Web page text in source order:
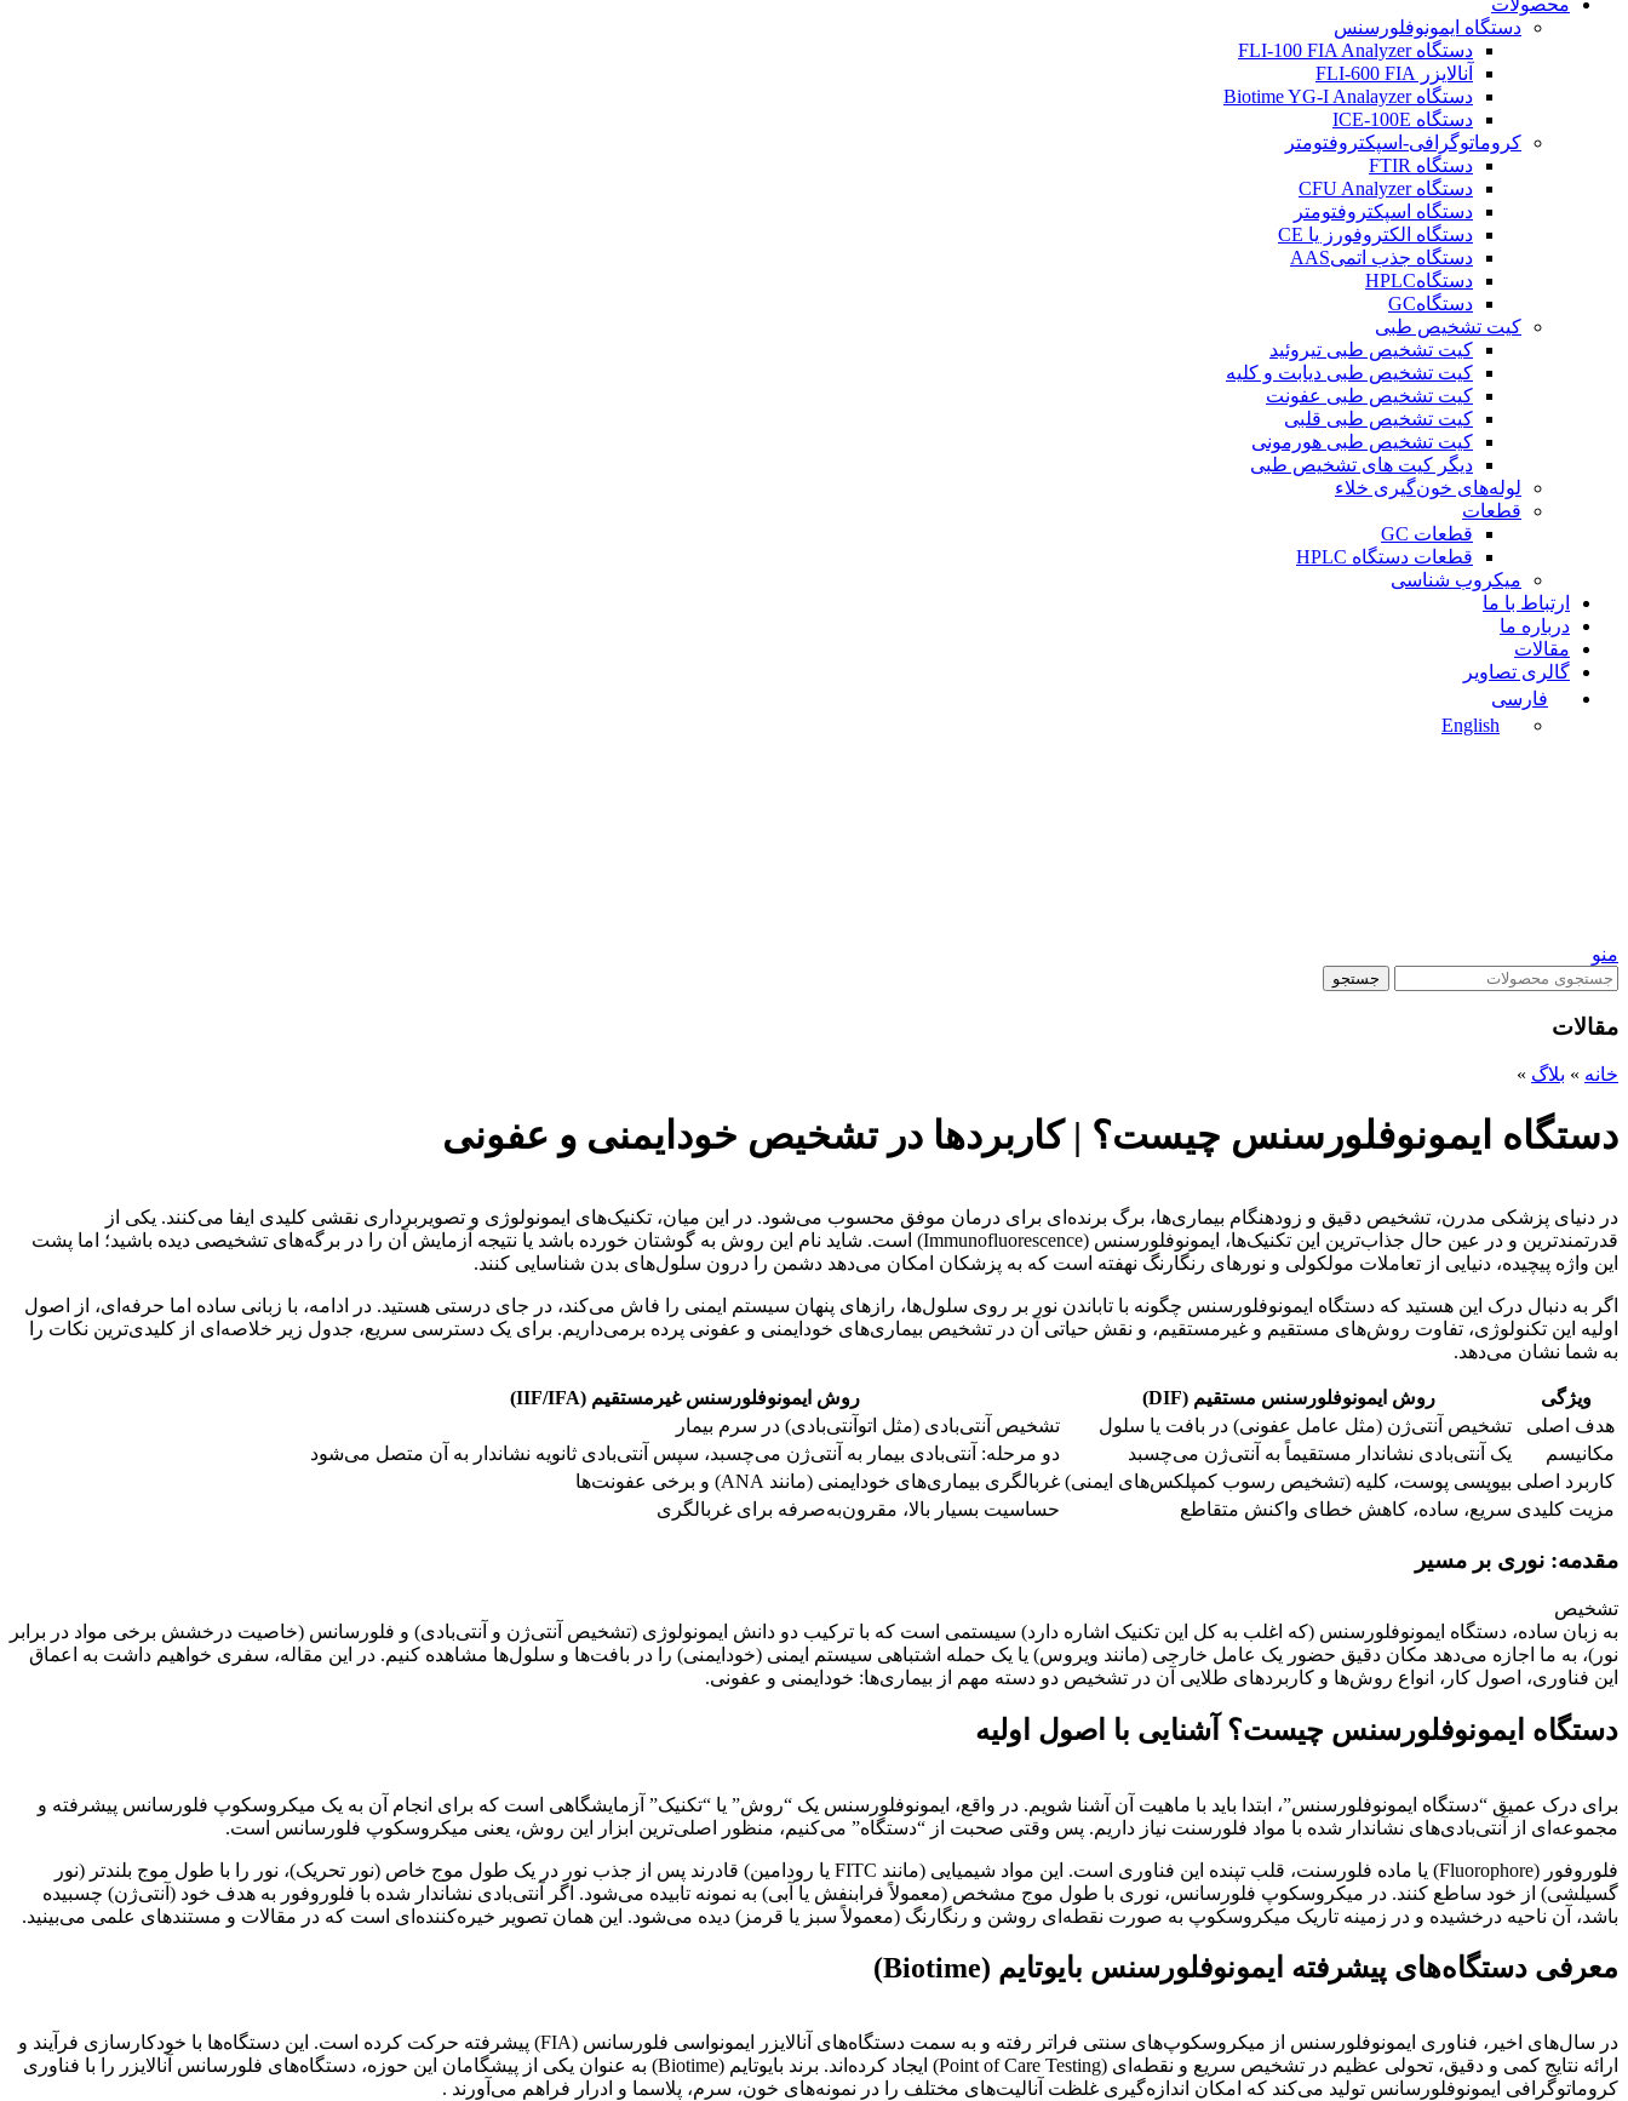
محصولات
دستگاه ایمونوفلورسنس
دستگاه FLI-100 FIA Analyzer
آنالایزر FLI-600 FIA
دستگاه Biotime YG-I Analayzer
دستگاه ICE-100E
کروماتوگرافی-اسپکتروفتومتر
دستگاه FTIR
دستگاه CFU Analyzer
دستگاه اسپکتروفتومتر
دستگاه الکتروفورز یا CE
دستگاه جذب اتمیAAS
دستگاهHPLC
دستگاهGC
کیت تشخیص طبی
کیت تشخیص طبی تيروئيد
کیت تشخیص طبی دیابت و کلیه
کیت تشخیص طبی عفونت
کیت تشخیص طبی قلبی
کیت تشخیص طبی هورمونی
دیگر کیت های تشخیص طبی
لوله‌های خون‌گیری خلاء
قطعات
قطعات GC
قطعات دستگاه HPLC
میکروب شناسی
ارتباط با ما
درباره ما
مقالات
گالری تصاویر
فارسی
English
منو
جستجو
مقالات
خانه » بلاگ »
دستگاه ایمونوفلورسنس چیست؟ | کاربردها در تشخیص خودایمنی و عفونی
در دنیای پزشکی مدرن، تشخیص دقیق و زودهنگام بیماری‌ها، برگ برنده‌ای برای درمان موفق محسوب می‌شود. در این میان، تکنیک‌های ایمونولوژی و تصویربرداری نقشی کلیدی ایفا می‌کنند. یکی از
قدرتمندترین و در عین حال جذاب‌ترین این تکنیک‌ها، ایمونوفلورسنس (Immunofluorescence) است. شاید نام این روش به گوشتان خورده باشد یا نتیجه آزمایش آن را در برگه‌های تشخیصی دیده باشید؛ اما پشت
این واژه پیچیده، دنیایی از تعاملات مولکولی و نورهای رنگارنگ نهفته است که به پزشکان امکان می‌دهد دشمن را درون سلول‌های بدن شناسایی کنند.
اگر به دنبال درک این هستید که دستگاه ایمونوفلورسنس چگونه با تاباندن نور بر روی سلول‌ها، رازهای پنهان سیستم ایمنی را فاش می‌کند، در جای درستی هستید. در ادامه، با زبانی ساده اما حرفه‌ای، از اصول
اولیه این تکنولوژی، تفاوت روش‌های مستقیم و غیرمستقیم، و نقش حیاتی آن در تشخیص بیماری‌های خودایمنی و عفونی پرده برمی‌داریم. برای یک دسترسی سریع، جدول زیر خلاصه‌ای از کلیدی‌ترین نکات را
به شما نشان می‌دهد.
ویژگی روش ایمونوفلورسنس مستقیم (DIF)
روش ایمونوفلورسنس غیرمستقیم (IIF/IFA)
هدف اصلی
تشخیص آنتی‌ژن (مثل عامل عفونی) در بافت یا سلول
تشخیص آنتی‌بادی (مثل اتوآنتی‌بادی) در سرم بیمار
مکانیسم
یک آنتی‌بادی نشاندار مستقیماً به آنتی‌ژن می‌چسبد
دو مرحله: آنتی‌بادی بیمار به آنتی‌ژن می‌چسبد، سپس آنتی‌بادی ثانویه نشاندار به آن متصل می‌شود
کاربرد اصلی بیوپسی پوست، کلیه (تشخیص رسوب کمپلکس‌های ایمنی) غربالگری بیماری‌های خودایمنی (مانند ANA) و برخی عفونت‌ها
مزیت کلیدی سریع، ساده، کاهش خطای واکنش متقاطع حساسیت بسیار بالا، مقرون‌به‌صرفه برای غربالگری
مقدمه: نوری بر مسیر
تشخیص
به زبان ساده، دستگاه ایمونوفلورسنس (که اغلب به کل این تکنیک اشاره دارد) سیستمی است که با ترکیب دو دانش ایمونولوژی (تشخیص آنتی‌ژن و آنتی‌بادی) و فلورسانس (خاصیت درخشش برخی مواد در برابر
نور)، به ما اجازه می‌دهد مکان دقیق حضور یک عامل خارجی (مانند ویروس) یا یک حمله اشتباهی سیستم ایمنی (خودایمنی) را در بافت‌ها و سلول‌ها مشاهده کنیم. در این مقاله، سفری خواهیم داشت به اعماق
این فناوری، اصول کار، انواع روش‌ها و کاربردهای طلایی آن در تشخیص دو دسته مهم از بیماری‌ها: خودایمنی و عفونی.
دستگاه ایمونوفلورسنس چیست؟ آشنایی با اصول اولیه
برای درک عمیق “دستگاه ایمونوفلورسنس”، ابتدا باید با ماهیت آن آشنا شویم. در واقع، ایمونوفلورسنس یک “روش” یا “تکنیک” آزمایشگاهی است که برای انجام آن به یک میکروسکوپ فلورسانس پیشرفته و
مجموعه‌ای از آنتی‌بادی‌های نشاندار شده با مواد فلورسنت نیاز داریم. پس وقتی صحبت از “دستگاه” می‌کنیم، منظور اصلی‌ترین ابزار این روش، یعنی میکروسکوپ فلورسانس است.
فلوروفور (Fluorophore) یا ماده فلورسنت، قلب تپنده این فناوری است. این مواد شیمیایی (مانند FITC یا رودامین) قادرند پس از جذب نور در یک طول موج خاص (نور تحریک)، نور را با طول موج بلندتر (نور
گسیلشی) از خود ساطع کنند. در میکروسکوپ فلورسانس، نوری با طول موج مشخص (معمولاً فرابنفش یا آبی) به نمونه تابیده می‌شود. اگر آنتی‌بادی نشاندار شده با فلوروفور به هدف خود (آنتی‌ژن) چسبیده
باشد، آن ناحیه درخشیده و در زمینه تاریک میکروسکوپ به صورت نقطه‌ای روشن و رنگارنگ (معمولاً سبز یا قرمز) دیده می‌شود. این همان تصویر خیره‌کننده‌ای است که در مقالات و مستندهای علمی می‌بینید.
معرفی دستگاه‌های پیشرفته ایمونوفلورسنس بایوتایم (Biotime)
در سال‌های اخیر، فناوری ایمونوفلورسنس از میکروسکوپ‌های سنتی فراتر رفته و به سمت دستگاه‌های آنالایزر ایمونواسی فلورسانس (FIA) پیشرفته حرکت کرده است. این دستگاه‌ها با خودکارسازی فرآیند و
ارائه نتایج کمی و دقیق، تحولی عظیم در تشخیص سریع و نقطه‌ای (Point of Care Testing) ایجاد کرده‌اند. برند بایوتایم (Biotime) به عنوان یکی از پیشگامان این حوزه، دستگاه‌های فلورسانس آنالایزر را با فناوری
کروماتوگرافی ایمونوفلورسانس تولید می‌کند که امکان اندازه‌گیری غلظت آنالیت‌های مختلف را در نمونه‌های خون، سرم، پلاسما و ادرار فراهم می‌آورند .